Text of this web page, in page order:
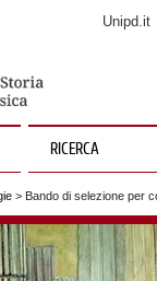
Unipd.it
RICERCA
> Bando di selezione per